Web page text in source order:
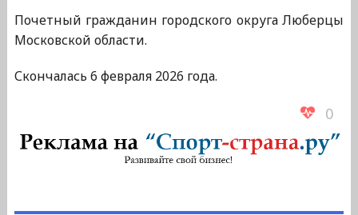
Почетный гражданин городского округа Люберцы
Московской области.
Скончалась 6 февраля 2026 года.
0